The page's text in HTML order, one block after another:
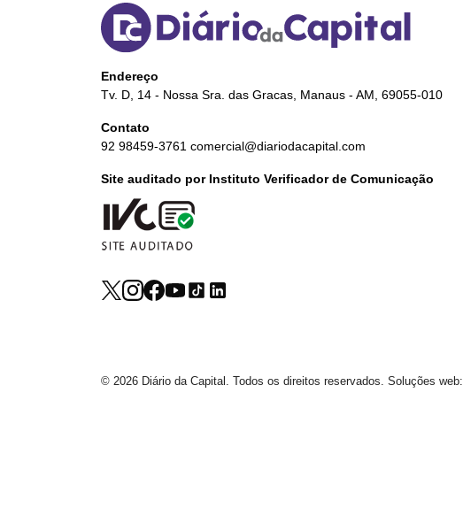
Endereço
Tv. D, 14 - Nossa Sra. das Gracas, Manaus - AM, 69055-010
Contato
92 98459-3761 comercial@diariodacapital.com
Site auditado por Instituto Verificador de Comunicação
© 2026 Diário da Capital. Todos os direitos reservados. Soluções web: